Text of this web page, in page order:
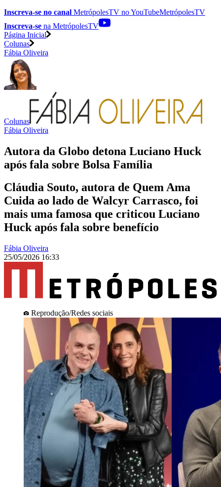
Inscreva-se no canal MetrópolesTV noYouTubeMetrópolesTV
Inscreva-se na MetrópolesTV
Página Inicial
Colunas
Fábia Oliveira
Colunas
Fábia Oliveira
Autora da Globo detona Luciano Huck
após fala sobre Bolsa Família
Cláudia Souto, autora de Quem Ama
Cuida ao lado de Walcyr Carrasco, foi
mais uma famosa que criticou Luciano
Huck após fala sobre benefício
Fábia Oliveira
25/05/2026 16:33
Reprodução/Redes sociais